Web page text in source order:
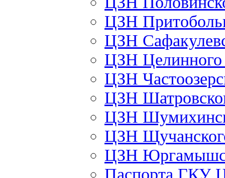
ЦЗН
ЦЗН
ЦЗН
ЦЗН
ЦЗН
ЦЗН
ЦЗН
ЦЗН
Паспорта ГКУ